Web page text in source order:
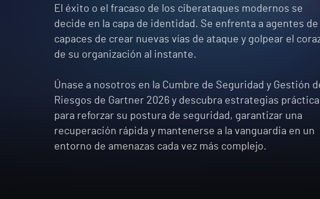
El éxito o el fracaso de los ciberataques modernos se
decide en la capa de identidad. Se enfrenta a agentes de
capaces de crear nuevas vías de ataque y golpear el
de su organización al instante.
Únase a nosotros en la Cumbre de Seguridad y Gestión
Riesgos de Gartner 2026 y descubra estrategias
para reforzar su postura de seguridad, garantizar una
recuperación rápida y mantenerse a la vanguardia en un
entorno de amenazas cada vez más complejo.